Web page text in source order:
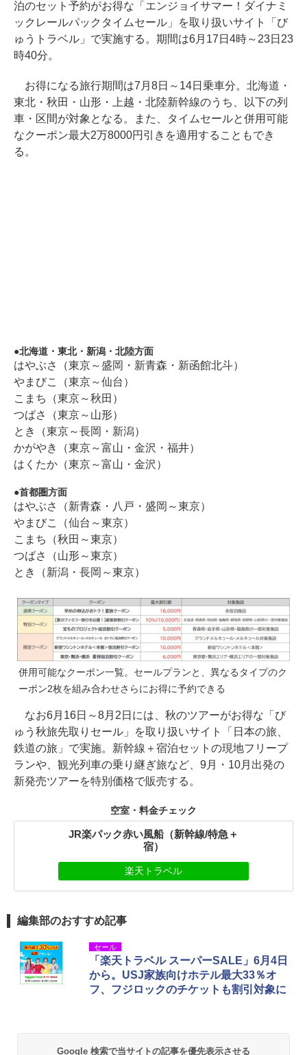
泊のセット予約がお得な「エンジョイサマー！ダイナミ
ックレールパックタイムセール」を取り扱いサイト「び
ゅうトラベル」で実施する。期間は6月17日4時～23日23
時40分。
お得になる旅行期間は7月8日～14日乗車分。北海道・
東北・秋田・山形・上越・北陸新幹線のうち、以下の列
車・区間が対象となる。また、タイムセールと併用可能
なクーポン最大2万8000円引きを適用することもでき
る。
北海道・東北・新潟・北陸方面
はやぶさ（東京～盛岡・新青森・新函館北斗）
やまびこ（東京～仙台）
こまち（東京～秋田）
つばさ（東京～山形）
とき（東京～長岡・新潟）
かがやき（東京～富山・金沢・福井）
はくたか（東京～富山・金沢）
首都圏方面
はやぶさ（新青森・八戸・盛岡～東京）
やまびこ（仙台～東京）
こまち（秋田～東京）
つばさ（山形～東京）
とき（新潟・長岡～東京）
併用可能なクーポン一覧。セールプランと、異なるタイプのク
ーポン2枚を組み合わせさらにお得に予約できる
なお6月16日～8月2日には、秋のツアーがお得な「び
ゅう秋旅先取りセール」を取り扱いサイト「日本の旅、
鉄道の旅」で実施。新幹線＋宿泊セットの現地フリープ
ランや、観光列車の乗り継ぎ旅など、9月・10月出発の
新発売ツアーを特別価格で販売する。
空室・料金チェック
JR楽パック赤い風船（新幹線/特急＋
宿）
楽天トラベル
編集部のおすすめ記事
セール
「楽天トラベル スーパーSALE」6月4日
から。USJ家族向けホテル最大33％オ
フ、フジロックのチケットも割引対象に
Google 検索で当サイトの記事を優先表示させる